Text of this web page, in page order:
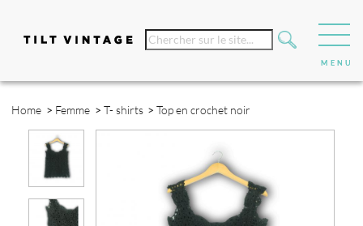
Home > Femme > T- shirts >Top en crochet noir